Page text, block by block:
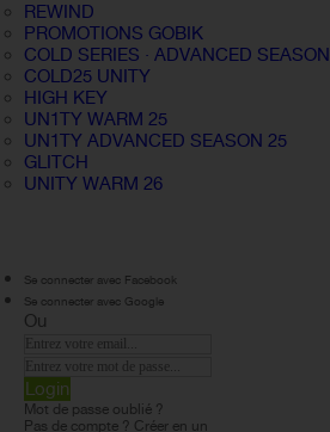
REWIND
PROMOTIONS GOBIK
COLD SERIES · ADVANCED SEASON
COLD25 UNITY
HIGH KEY
UN1TY WARM 25
UN1TY ADVANCED SEASON 25
GLITCH
UNITY WARM 26
Se connecter avec Facebook
Se connecter avec Google
Ou
Login
Mot de passe oublié ?
Pas de compte ? Créer en un